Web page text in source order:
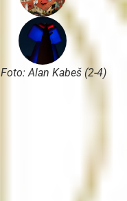
Foto: Alan Kabeš (2-4)